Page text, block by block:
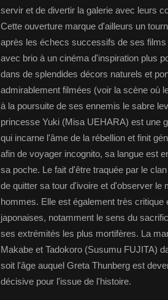
servir et de divertir la galerie avec leurs
Cette ouverture marque d'ailleurs un
après les échecs successifs de ses
avec brio à un cinéma d'inspiration plus
dans de splendides décors naturels et
admirablement filmées (voir la scène où
à la poursuite de ses ennemis le sabre
princesse Yuki (Misa UEHARA) est une
qui incarne l'âme de la rébellion et finit
afin de voyager incognito, sa langue est
sa poche. Le fait d'être traquée par le
de quitter sa tour d'ivoire et d'observer le
hommes. Elle est également très
japonaises, notamment le sens du
ses extrémités les plus mortifères. La
Makabe et Tadokoro (Susumu FUJITA)
soit l'âge auquel Greta Thunberg est
décisive pour l'issue de l'histoire.